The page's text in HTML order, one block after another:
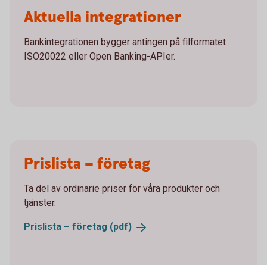
Aktuella integrationer
Bankintegrationen bygger antingen på filformatet
ISO20022 eller Open Banking-APIer.
Prislista – företag
Ta del av ordinarie priser för våra produkter och
tjänster.
Prislista – företag (pdf)